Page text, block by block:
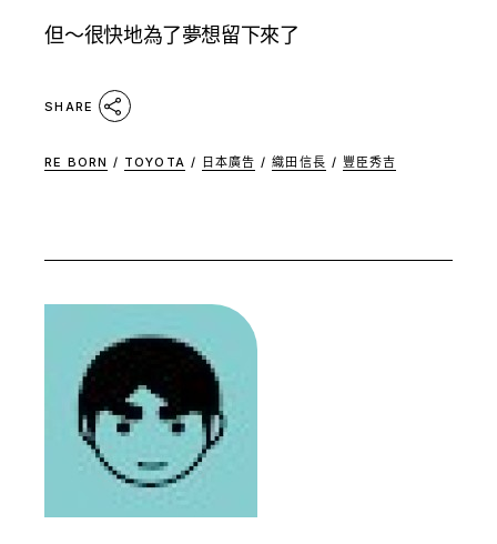
但～很快地為了夢想留下來了
SHARE
RE BORN / TOYOTA / 日本廣告 / 織田信長 / 豐臣秀吉